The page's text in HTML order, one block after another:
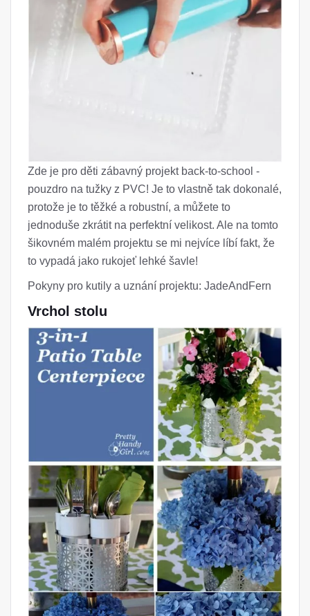
Zde je pro děti zábavný projekt back-to-school -
pouzdro na tužky z PVC! Je to vlastně tak dokonalé,
protože je to těžké a robustní, a můžete to
jednoduše zkrátit na perfektní velikost. Ale na tomto
šikovném malém projektu se mi nejvíce líbí fakt, že
to vypadá jako rukojeť lehké šavle!
Pokyny pro kutily a uznání projektu: JadeAndFern
Vrchol stolu